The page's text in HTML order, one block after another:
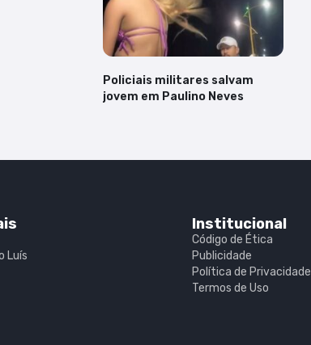
Policiais militares salvam
jovem em Paulino Neves
Luís
Institucional
Código de Ética
Publicidade
Política de Privacidade
Termos de Uso